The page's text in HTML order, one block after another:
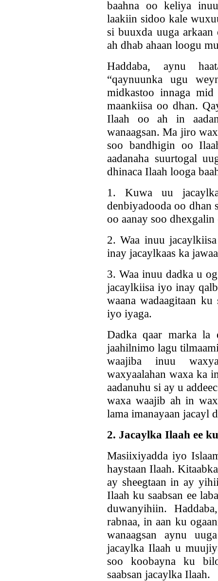
baahna oo keliya
laakiin sidoo kale
si buuxda uuga arkaan
ah dhab ahaan loogu
Haddaba, aynu
“qaynuunka ugu
midkastoo innaga
maankiisa oo dhan.
Ilaah oo ah in
wanaagsan. Ma jiro
soo bandhigin oo
aadanaha suurtogal
dhinaca Ilaah looga
1. Kuwa uu
denbiyadooda oo dhan
oo aanay soo
2. Waa inuu
inay jacaylkaas ka
3. Waa inuu dadka u
jacaylkiisa iyo inay
waana wadaagitaan
iyo iyaga.
Dadka qaar marka la
jaahilnimo lagu
waajiba inuu
waxyaalahan waxa ka
aadanuhu si ay u
waxa waajib ah in
lama imanayaan jacayl
2. Jacaylka Ilaah ee
Masiixiyadda iyo
haystaan Ilaah.
ay sheegtaan in ay
Ilaah ku saabsan ee
duwanyihiin.
rabnaa, in aan ku
wanaagsan aynu
jacaylka Ilaah u
soo koobayna ku
saabsan jacaylka Ilaah.